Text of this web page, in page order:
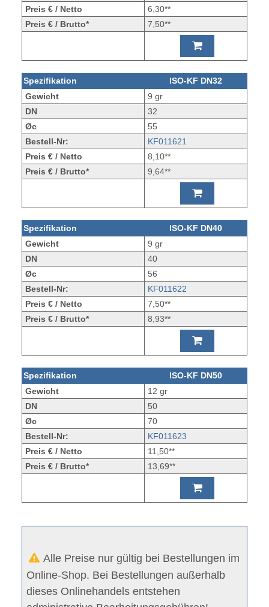
Preis € / Netto
6,30**
Preis € / Brutto*
7,50**
Spezifikation
ISO-KF DN32
Gewicht
9 gr
DN
32
Øc
55
Bestell-Nr:
KF011621
Preis € / Netto
8,10**
Preis € / Brutto*
9,64**
Spezifikation
ISO-KF DN40
Gewicht
9 gr
DN
40
Øc
56
Bestell-Nr:
KF011622
Preis € / Netto
7,50**
Preis € / Brutto*
8,93**
Spezifikation
ISO-KF DN50
Gewicht
12 gr
DN
50
Øc
70
Bestell-Nr:
KF011623
Preis € / Netto
11,50**
Preis € / Brutto*
13,69**
Alle Preise nur gültig bei Bestellungen im
Online-Shop. Bei Bestellungen außerhalb
dieses Onlinehandels entstehen